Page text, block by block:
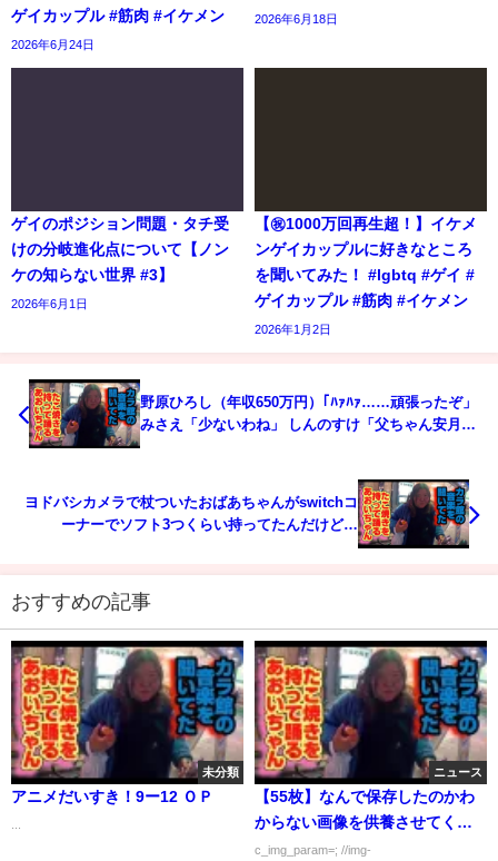
ゲイカップル #筋肉 #イケメン
2026年6月24日
2026年6月18日
ゲイのポジション問題・タチ受
けの分岐進化点について【ノン
ケの知らない世界 #3】
2026年6月1日
【㊗️1000万回再生超！】イケメ
ンゲイカップルに好きなところ
を聞いてみた！ #lgbtq #ゲイ #
ゲイカップル #筋肉 #イケメン
2026年1月2日
野原ひろし（年収650万円）｢ﾊｧﾊｧ……頑張ったぞ」
みさえ「少ないわね」 しんのすけ「父ちゃん安月
ヨドバシカメラで杖ついたおばあちゃんがswitchコ
ーナーでソフト3つくらい持ってたんだけど…
おすすめの記事
未分類
アニメだいすき！9ー12 ＯＰ
ニュース
【55枚】なんで保存したのかわ
からない画像を供養させてく
れ！
c_img_param=; //img-